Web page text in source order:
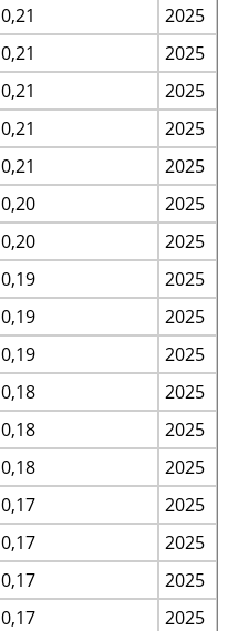
0,21
2025
0,21
2025
0,21
2025
0,21
2025
0,21
2025
0,20
2025
0,20
2025
0,19
2025
0,19
2025
0,19
2025
0,18
2025
0,18
2025
0,18
2025
0,17
2025
0,17
2025
0,17
2025
0,17
2025